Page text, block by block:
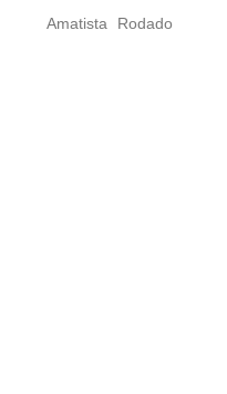
Amatista Rodado